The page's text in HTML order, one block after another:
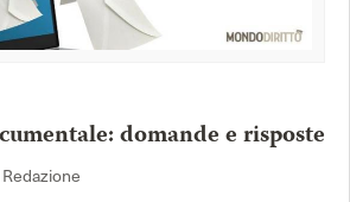
domande e risposte